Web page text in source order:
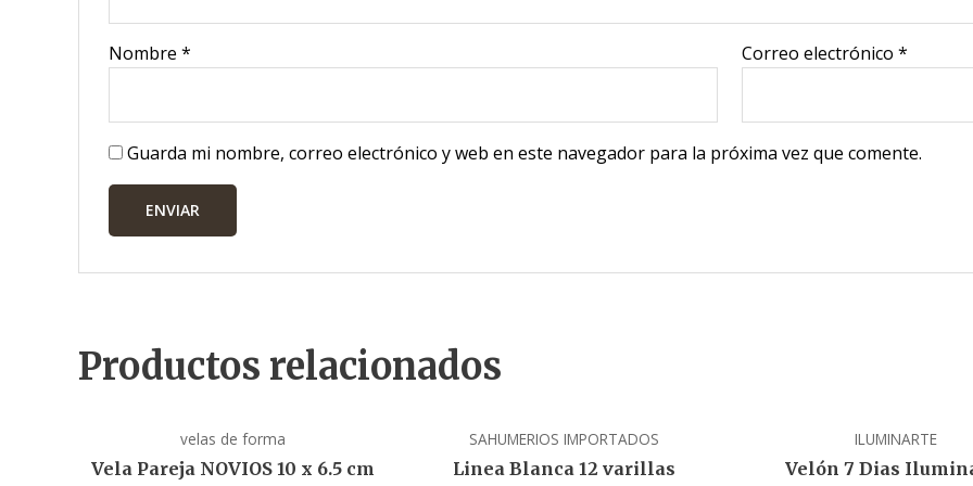
Nombre * Correo electrónico*
Guarda mi nombre, correo electrónico y web en este navegador para la próxima vez que comente.
Productos relacionados
velas de forma
Vela Pareja NOVIOS 10 x 6.5 cm
SAHUMERIOS IMPORTADOS
Linea Blanca 12 varillas
ILUMINARTE
Velón 7 Dias